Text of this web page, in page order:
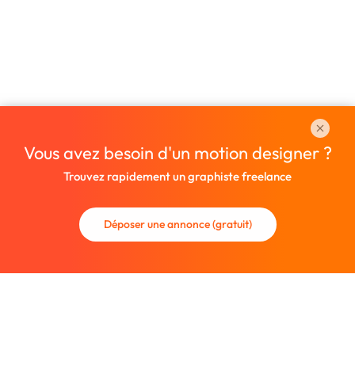
Vous avez besoin d'un motion designer ?
Trouvez rapidement un graphiste freelance
Déposer une annonce (gratuit)